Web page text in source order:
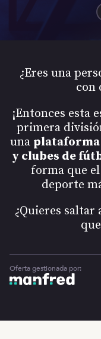
¿Eres una
con
¡Entonces esta
primera
una plataforma
y clubes de
forma que
deporte
¿Quieres saltar
Oferta gestionada por: